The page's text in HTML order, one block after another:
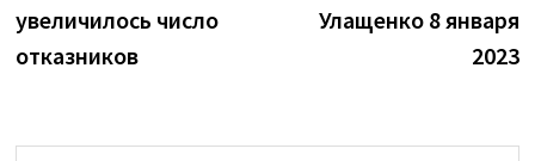
увеличилось число
отказников
Улащенко 8 января
2023